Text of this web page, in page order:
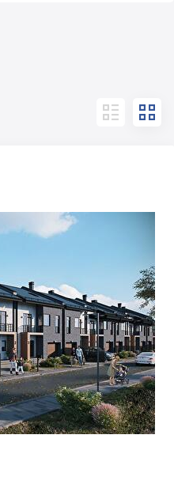
 